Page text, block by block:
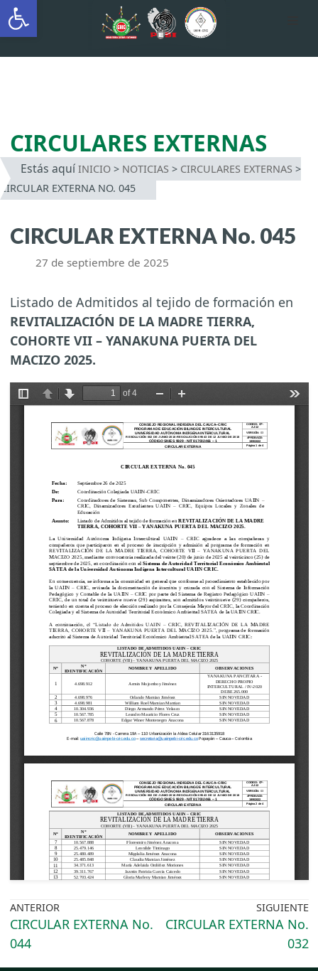
Saltar
al
INTERCULTURAL
CIRCULARES EXTERNAS
Estás aquí INICIO> NOTICIAS > CIRCULARES EXTERNAS >
CIRCULAR EXTERNA NO. 045
CIRCULAR EXTERNA No. 045
27 de septiembre de 2025
Listado de Admitidos al tejido de formación en
REVITALIZACIÓN DE LA MADRE TIERRA,
COHORTE VII – YANAKUNA PUERTA DEL
MACIZO 2025.
ANTERIOR
CIRCULAR EXTERNA No.
044
SIGUIENTE
CIRCULAR EXTERNA No.
032